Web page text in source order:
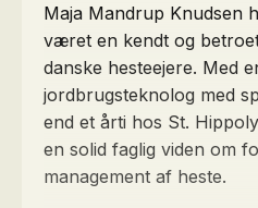
Maja Mandrup Knudsen
været en kendt og
danske hesteejere. Med
jordbrugsteknolog med
end et årti hos St.
en solid faglig viden om
management af heste.